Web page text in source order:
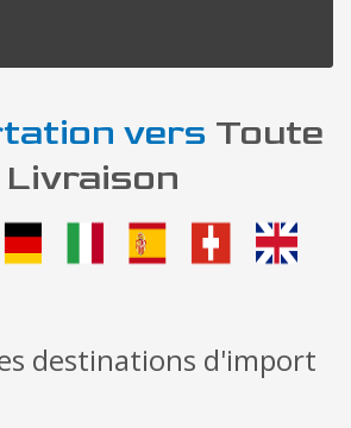
vers Toute
destinations d'import